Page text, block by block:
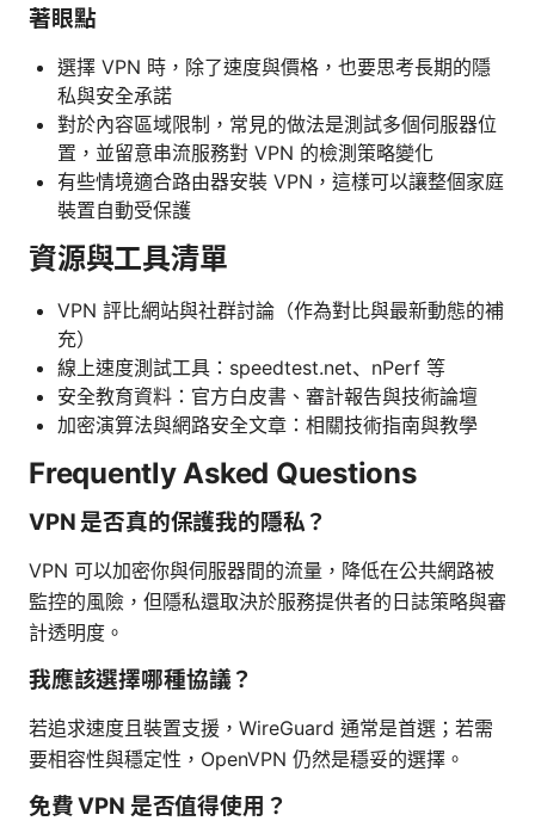
著眼點
選擇 VPN 時，除了速度與價格，也要思考長期的隱
私與安全承諾
對於內容區域限制，常見的做法是測試多個伺服器位
置，並留意串流服務對 VPN 的檢測策略變化
有些情境適合路由器安裝 VPN，這樣可以讓整個家庭
裝置自動受保護
資源與工具清單
VPN 評比網站與社群討論（作為對比與最新動態的補
充）
線上速度測試工具：speedtest.net、nPerf 等
安全教育資料：官方白皮書、審計報告與技術論壇
加密演算法與網路安全文章：相關技術指南與教學
Frequently Asked Questions
VPN 是否真的保護我的隱私？
VPN 可以加密你與伺服器間的流量，降低在公共網路被
監控的風險，但隱私還取決於服務提供者的日誌策略與審
計透明度。
我應該選擇哪種協議？
若追求速度且裝置支援，WireGuard 通常是首選；若需
要相容性與穩定性，OpenVPN 仍然是穩妥的選擇。
免費 VPN 是否值得使用？